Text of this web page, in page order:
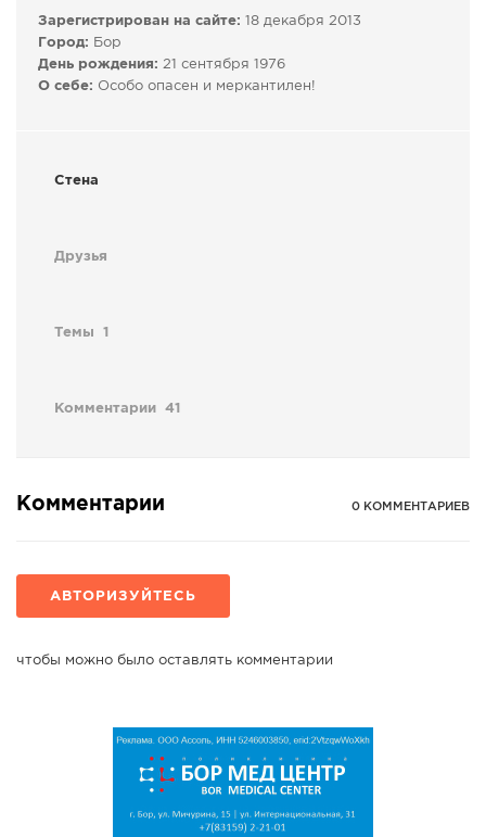
ГОЛОСОВАНИЯ
ПРЕДЛОЖИТЬ НОВОСТЬ
ФОТО
Зарегистрирован на сайте: 18 декабря 2013
Город: Бор
День рождения: 21 сентября 1976
О себе: Особо опасен и меркантилен!
Стена
Друзья
Темы 1
Комментарии 41
Комментарии 0 КОММЕНТАРИЕВ
АВТОРИЗУЙТЕСЬ
чтобы можно было оставлять комментарии